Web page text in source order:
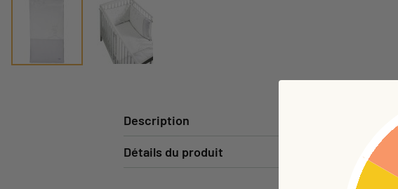
Description
Détails du produit